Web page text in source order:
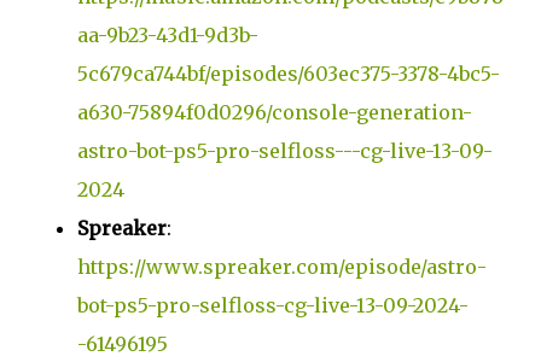
aa-9b23-43d1-9d3b-
5c679ca744bf/episodes/603ec375-3378-4bc5-
a630-75894f0d0296/console-generation-
astro-bot-ps5-pro-selfloss---cg-live-13-09-
2024
Spreaker:
https://www.spreaker.com/episode/astro-
bot-ps5-pro-selfloss-cg-live-13-09-2024-
-61496195